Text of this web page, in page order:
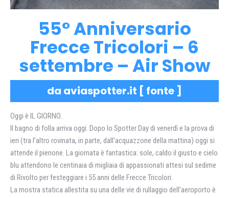
55° Anniversario
Frecce Tricolori – 6
settembre – Air Show
da aviaspotter.it [ fonte ]
Oggi è IL GIORNO.
Il bagno di folla arriva oggi. Dopo lo Spotter Day di venerdì e la prova di
ieri (tra l’altro rovinata, in parte, dall’acquazzone della mattina) oggi si
attende il pienone. La giornata è fantastica: sole, caldo il giusto e cielo
blu attendono le centinaia di migliaia di appassionati attesi sul sedime
di Rivolto per festeggiare i 55 anni delle Frecce Tricolori.
La mostra statica allestita su una delle vie di rullaggio dell’aeroporto è